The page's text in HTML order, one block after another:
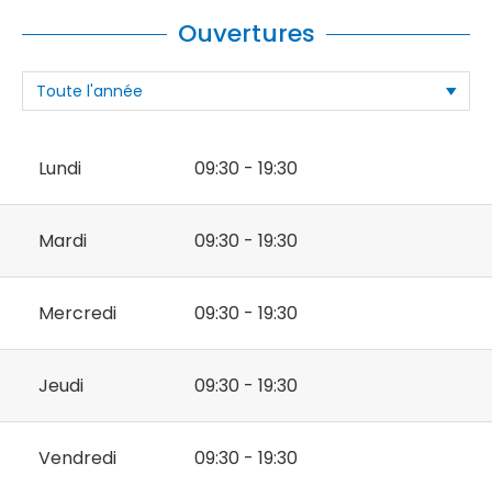
Ouvertures
Lundi 09:30 - 19:30
Mardi 09:30 - 19:30
Mercredi 09:30 - 19:30
Jeudi 09:30 - 19:30
Vendredi 09:30 - 19:30